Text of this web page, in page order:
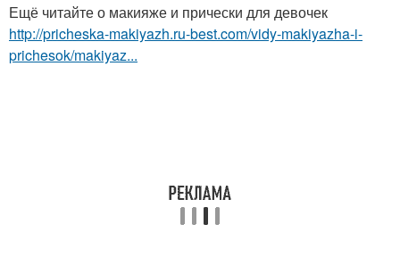
Ещё читайте о макияже и прически для девочек
http://pricheska-makiyazh.ru-best.com/vidy-makiyazha-i-
prichesok/makiyaz...